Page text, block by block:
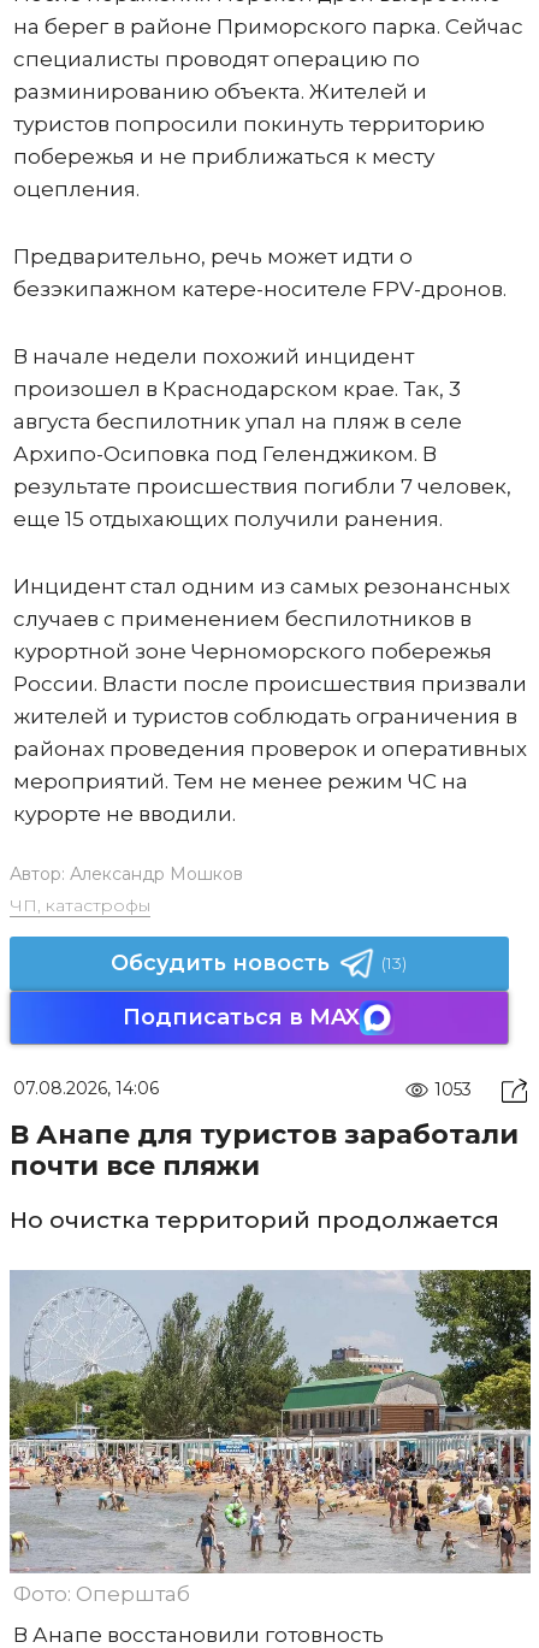
на берег в районе Приморского парка. Сейчас
специалисты проводят операцию по
разминированию объекта. Жителей и
туристов попросили покинуть территорию
побережья и не приближаться к месту
оцепления.
Предварительно, речь может идти о
безэкипажном катере-носителе FPV-дронов.
В начале недели похожий инцидент
произошел в Краснодарском крае. Так, 3
августа беспилотник упал на пляж в селе
Архипо-Осиповка под Геленджиком. В
результате происшествия погибли 7 человек,
еще 15 отдыхающих получили ранения.
Инцидент стал одним из самых резонансных
случаев с применением беспилотников в
курортной зоне Черноморского побережья
России. Власти после происшествия призвали
жителей и туристов соблюдать ограничения в
районах проведения проверок и оперативных
мероприятий. Тем не менее режим ЧС на
курорте не вводили.
Автор: Александр Мошков
ЧП, катастрофы
Обсудить новость (13)
Подписаться в MAX
07.08.2026, 14:06 1053
В Анапе для туристов заработали
почти все пляжи
Но очистка территорий продолжается
Фото: Оперштаб
В Анапе восстановили готовность